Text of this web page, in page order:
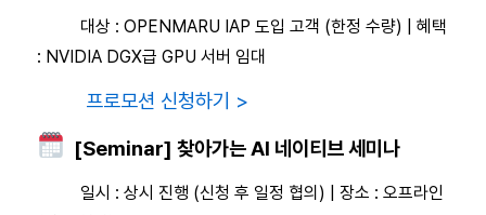
대상 : OPENMARU IAP 도입 고객 (한정 수량) | 혜택
: NVIDIA DGX급 GPU 서버 임대
프로모션 신청하기 >
[Seminar] 찾아가는 AI 네이티브 세미나
일시 : 상시 진행 (신청 후 일정 협의) | 장소 : 오프라인